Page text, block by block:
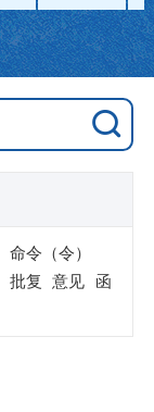
命令（令）
批复 意见
函